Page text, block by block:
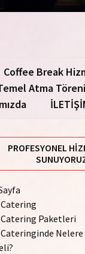
Coffee Break
Atma Töreni
PROFESYONEL
Catering Paketleri
Cateringinde